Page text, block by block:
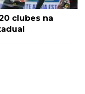
clubes na